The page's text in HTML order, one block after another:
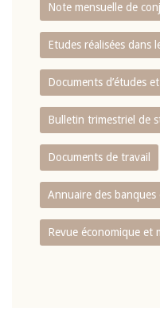
Note mensuelle de
Etudes réalisées dans
Documents d’études
Bulletin trimestriel de
Documents de travail
Annuaire des
Revue économique et